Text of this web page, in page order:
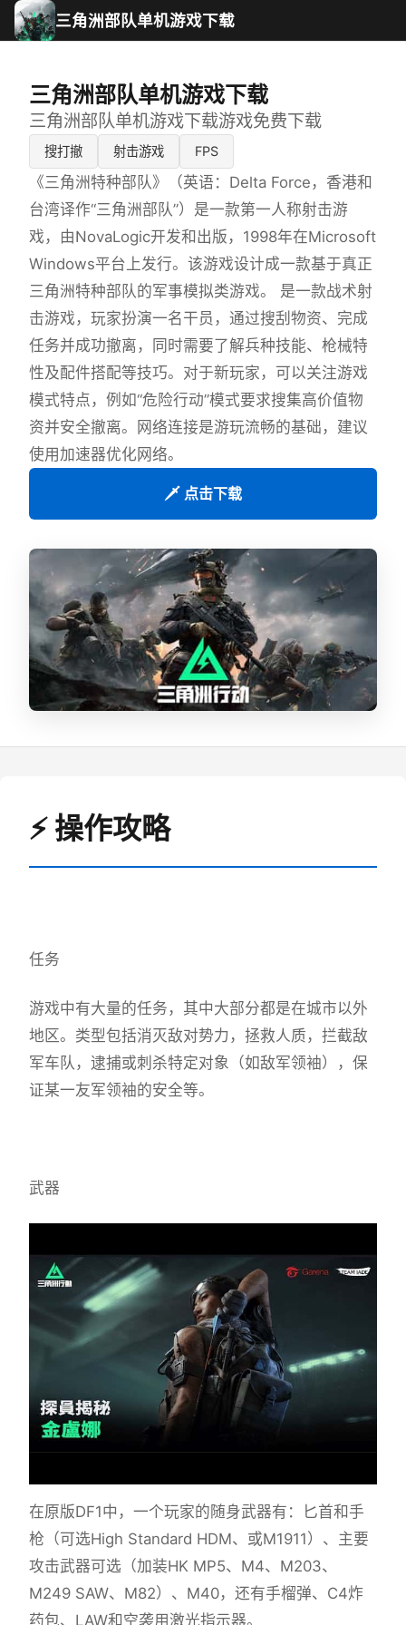
三角洲部队单机游戏下载
三角洲部队单机游戏下载
三角洲部队单机游戏下载游戏免费下载
搜打撤 射击游戏 FPS
《三角洲特种部队》（英语：Delta Force，香港和
台湾译作“三角洲部队”）是一款第一人称射击游
戏，由NovaLogic开发和出版，1998年在Microsoft
Windows平台上发行。该游戏设计成一款基于真正
三角洲特种部队的军事模拟类游戏。 是一款战术射
击游戏，玩家扮演一名干员，通过搜刮物资、完成
任务并成功撤离，同时需要了解兵种技能、枪械特
性及配件搭配等技巧。对于新玩家，可以关注游戏
模式特点，例如“危险行动”模式要求搜集高价值物
资并安全撤离。网络连接是游玩流畅的基础，建议
使用加速器优化网络。
🗡️ 点击下载
⚡ 操作攻略
任务
游戏中有大量的任务，其中大部分都是在城市以外
地区。类型包括消灭敌对势力，拯救人质，拦截敌
军车队，逮捕或刺杀特定对象（如敌军领袖），保
证某一友军领袖的安全等。
武器
在原版DF1中，一个玩家的随身武器有：匕首和手
枪（可选High Standard HDM、或M1911）、主要
攻击武器可选（加装HK MP5、M4、M203、
M249 SAW、M82）、M40，还有手榴弹、C4炸
药包、LAW和空袭用激光指示器。